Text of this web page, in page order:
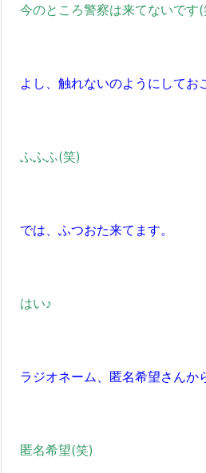
今のところ警察は来てないです(
よし、触れないのようにしてお
ふふふ(笑)
では、ふつおた来てます。
はい♪
ラジオネーム、匿名希望さんか
匿名希望(笑)